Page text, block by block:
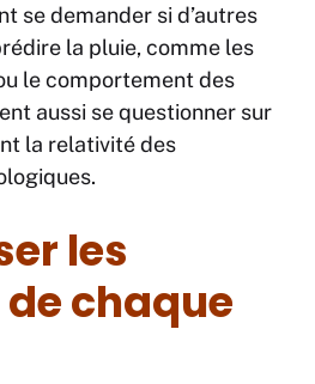
se demander si d’autres
la pluie, comme les
le comportement des
aussi se questionner sur
la relativité des
les
chaque